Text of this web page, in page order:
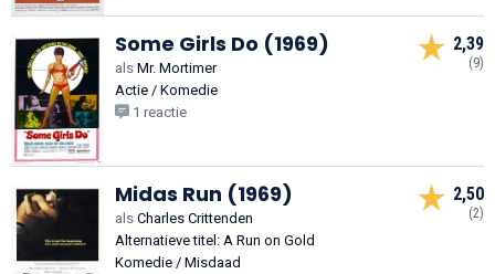
Some Girls Do (1969)
als Mr. Mortimer
Actie / Komedie
1 reactie
2,39
(9)
Midas Run (1969)
als Charles Crittenden
Alternatieve titel: A Run on Gold
Komedie / Misdaad
2,50
(2)